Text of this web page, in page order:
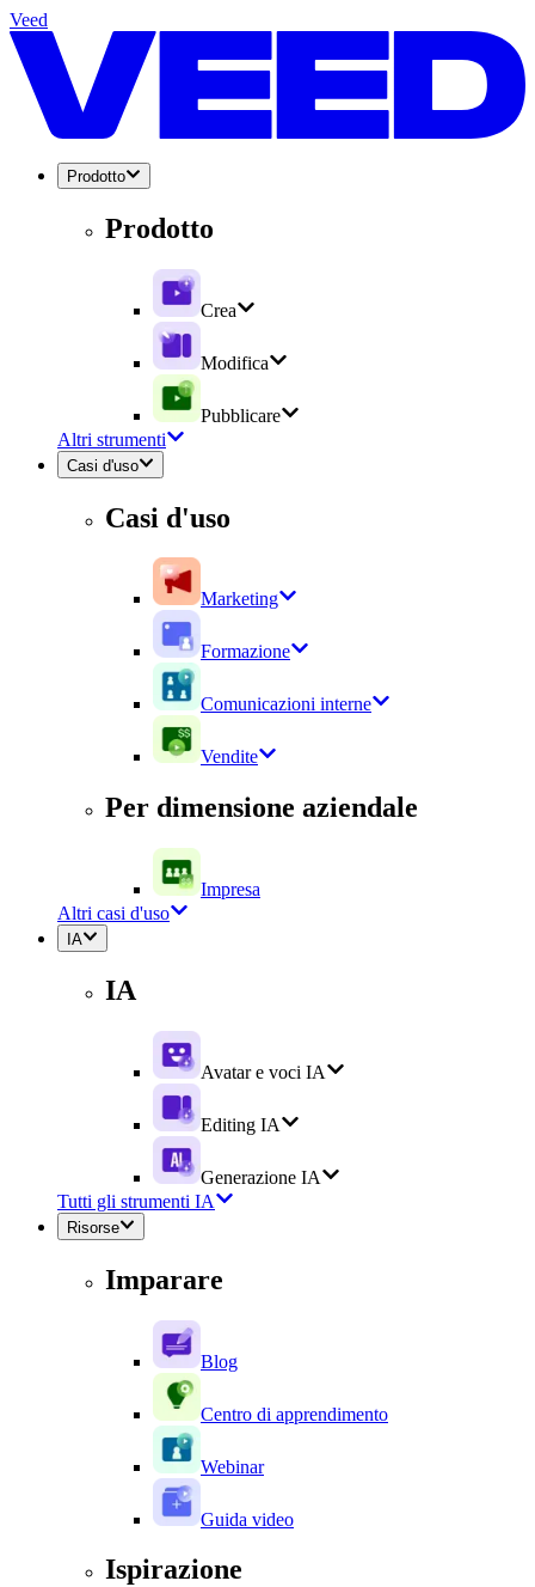
Veed
Prodotto
Prodotto
Crea
Modifica
Pubblicare
Altri strumenti
Casi d'uso
Casi d'uso
Marketing
Formazione
Comunicazioni interne
Vendite
Per dimensione aziendale
Impresa
Altri casi d'uso
IA
IA
Avatar e voci IA
Editing IA
Generazione IA
Tutti gli strumenti IA
Risorse
Imparare
Blog
Centro di apprendimento
Webinar
Guida video
Ispirazione